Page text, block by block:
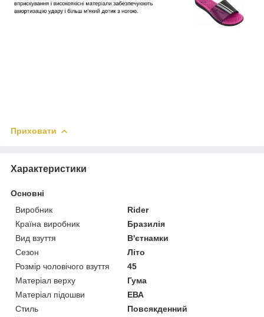
Приховати
Характеристики
Основні
Виробник
Rider
Країна виробник
Бразилія
Вид взуття
В'єтнамки
Сезон
Літо
Розмір чоловічого взуття
45
Матеріал верху
Гума
Матеріал підошви
ЕВА
Стиль
Повсякденний